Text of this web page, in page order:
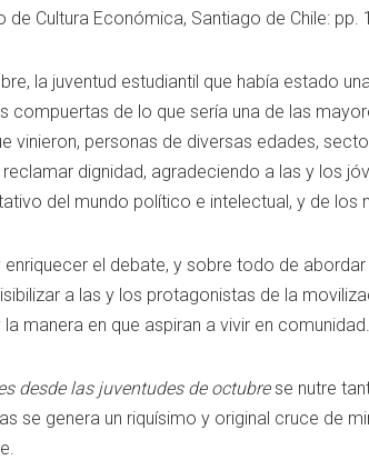
de Cultura Económica, Santiago de Chile: pp.
la juventud estudiantil que había estado
compuertas de lo que sería una de las
vinieron, personas de diversas edades,
dignidad, agradeciendo a las y los
del mundo político e intelectual, y de los
el debate, y sobre todo de
a las y los protagonistas de la
manera en que aspiran a vivir en comunidad.
desde las juventudes de octubrese nutre
se genera un riquísimo y original cruce de